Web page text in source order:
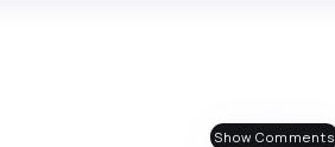
Show Comments